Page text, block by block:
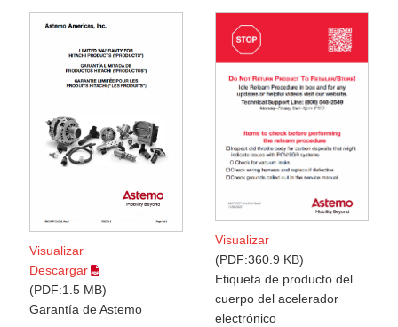
Visualizar
Descargar
PDF:1.5 MB
Garantía de Astemo
Visualizar
PDF:360.9 KB
Etiqueta de producto del
cuerpo del acelerador
electrónico